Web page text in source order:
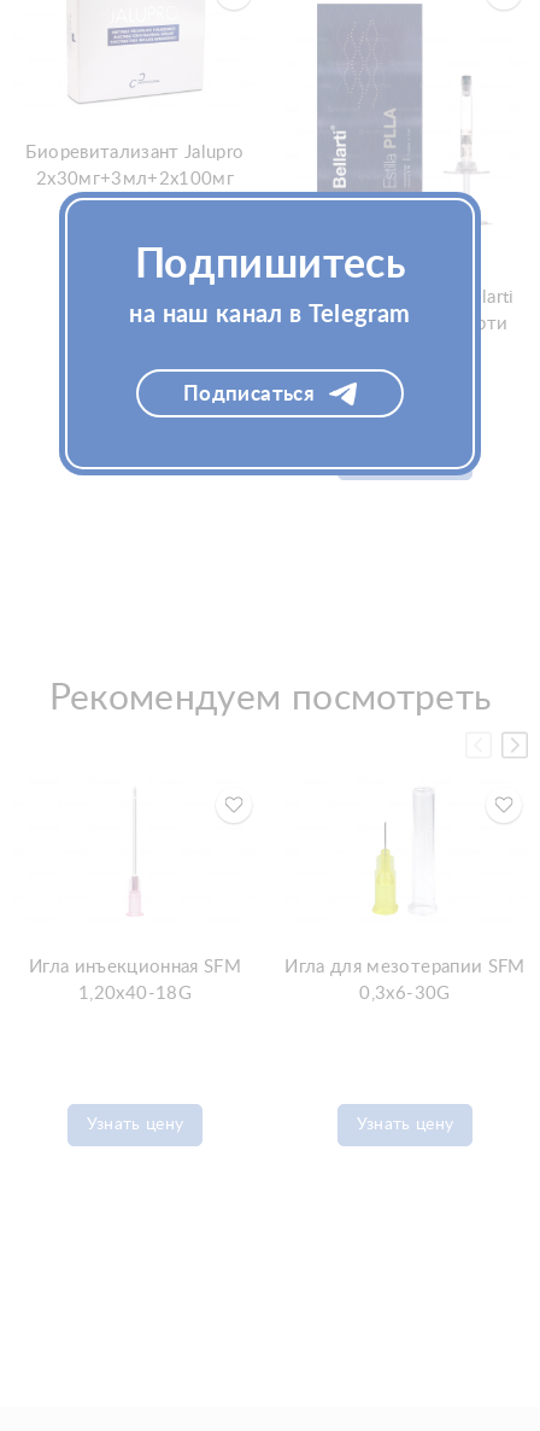
Биоревитализант Jalupro
2x30мг+3мл+2х100мг
(Ялупро)
Узнать цену
Биоревитализант Bellarti
Estilla 1х3мл (Белларти
Рекомендуем посмотреть
Игла инъекционная SFM
1,20x40-18G
Узнать цену
Игла для мезотерапии SFM
0,3x6-30G
Узнать цену
Подпишитесь
на наш канал в Telegram
Подписаться